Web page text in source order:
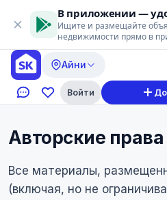
В приложении —
Ищите и размещайте
недвижимости прямо в
Айни
Войти
Авторские права
Все материалы,
(включая, но не